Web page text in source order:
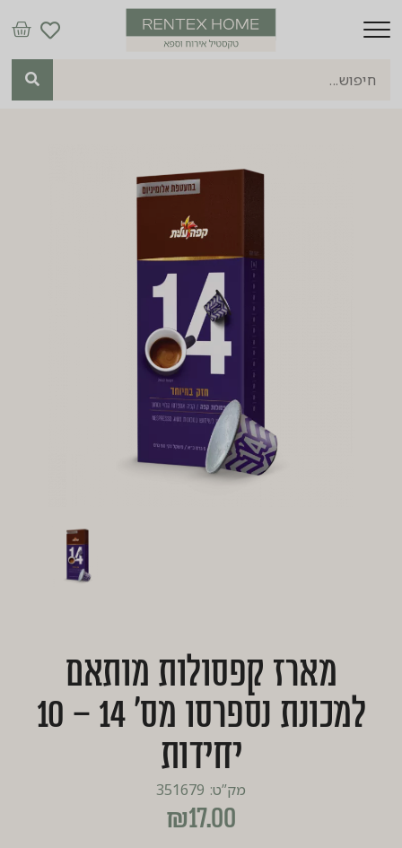
מארז קפסולות מותאם
למכונת נספרסו מס’ 14 – 10
יחידות
מק”ט: 351679
₪17.00